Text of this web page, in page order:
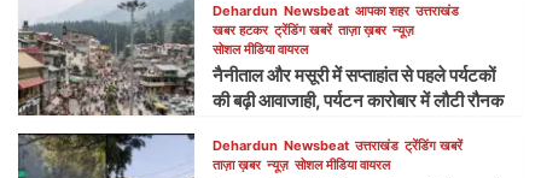
Dehardun Newsbeat आपका शहर उत्तराखंड
खबर हटकर ट्रेंडिंग खबरें ताज़ा ख़बर न्यूज़
सोशल मीडिया वायरल
नैनीताल और मसूरी में सप्ताहांत से पहले पर्यटकों
की बढ़ी आवाजाही, पर्यटन कारोबार में लौटी रौनक
Dehardun Newsbeat उत्तराखंड ट्रेंडिंग खबरें
ताज़ा ख़बर न्यूज़ सोशल मीडिया वायरल